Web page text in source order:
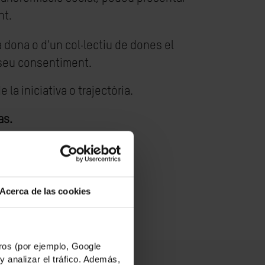
Acerca de las cookies
(por ejemplo, Google
analizar el tráfico. Además,
o d'un col·lectiu de dones el
consentiment.
la iniciativa o trajectòria.